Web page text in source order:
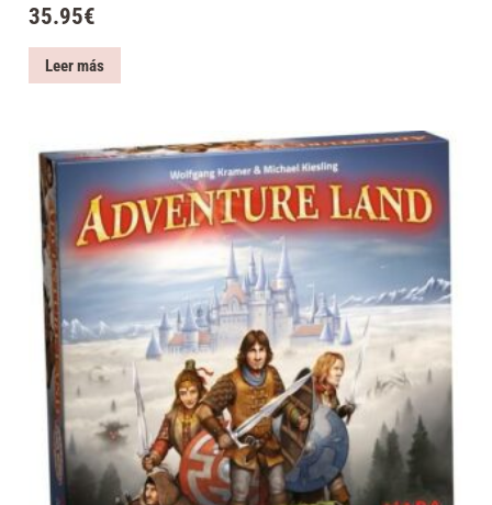
35.95€
Leer más